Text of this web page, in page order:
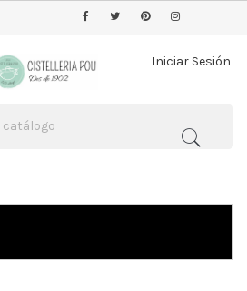
Iniciar Sesión